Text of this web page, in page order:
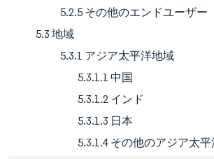
5.2.5 その他のエンドユーザー
5.3 地域
5.3.1 アジア太平洋地域
5.3.1.1 中国
5.3.1.2 インド
5.3.1.3 日本
5.3.1.4 その他のアジア太